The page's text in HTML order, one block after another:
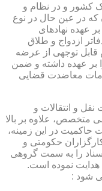
کشور و در نظام و
که در عین حال در نوع
عهده نهادهای
ازدواج و طلاق
توجهی از عرضه
بر عهده داشته و ضمن
معاضدت قضایی
و انتقالات و
علاوه بر بالا
در این زمینه،
حکومتی و
را به سمت گروهی
هدایت نموده است.
شود :